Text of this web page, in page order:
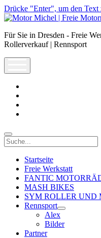
Drücke "Enter", um den Text
Motor
|
Freie
Dresden
Für Sie in Dresden - Freie
Rollerverkauf | Rennsport
Suche
Startseite
Freie Werkstatt
FANTIC
MASH BIKES
SYM ROLLER UND
Rennsport
open
menu
Alex
Bilder
Partner